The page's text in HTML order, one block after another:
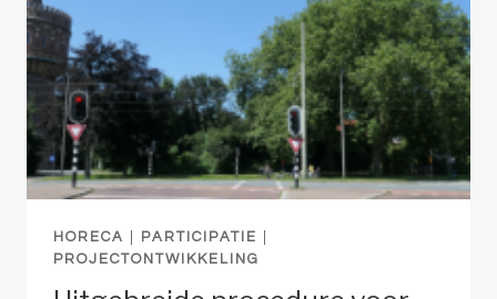
OMGEVINGSWET?
HORECA PARTICIPATIE
PROJECTONTWIKKELING